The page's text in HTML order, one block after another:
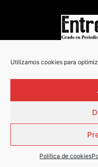
Utilizamos cookies para
Política de cookies